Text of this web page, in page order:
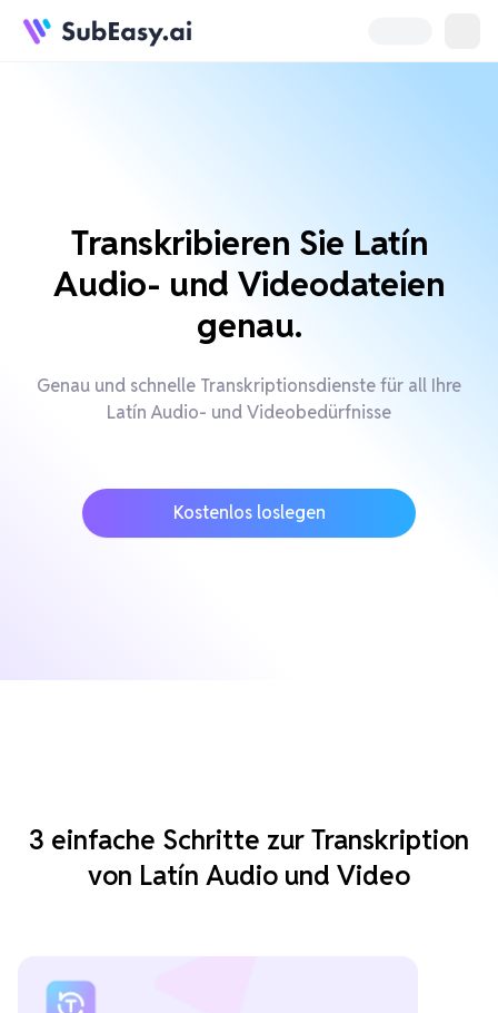
Transkribieren Sie Latín
Audio- und Videodateien
genau.
Genau und schnelle Transkriptionsdienste für all Ihre
Latín Audio- und Videobedürfnisse
Kostenlos loslegen
3 einfache Schritte zur Transkription
von Latín Audio und Video